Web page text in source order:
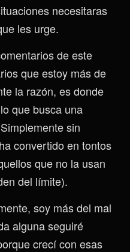
necesitaras
les urge.
de este
que estoy más de
la razón, es donde
que busca una
sin
convertido en tontos
que no la usan
del límite).
soy más del mal
alguna seguiré
crecí con esas